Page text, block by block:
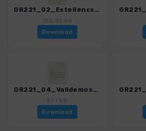
GR221_02_Estellencs_Esporles_4541_2.gpx
105.86 KB
Download
GR221_04_Valldemossa_Deia_4541_2.gpx
97.7 KB
Download